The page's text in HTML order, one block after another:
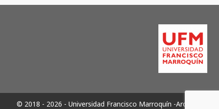
© 2018 - 2026 - Universidad Francisco Marroquín -Archivos